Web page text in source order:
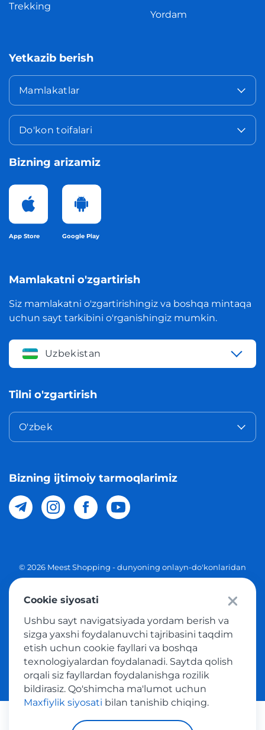
Trekking
Yordam
Yetkazib berish
Mamlakatlar
Do'kon toifalari
Bizning arizamiz
App Store Google Play
Mamlakatni o'zgartirish
Siz mamlakatni o'zgartirishingiz va boshqa mintaqa
uchun sayt tarkibini o'rganishingiz mumkin.
Uzbekistan
Tilni o'zgartirish
O'zbek
Bizning ijtimoiy tarmoqlarimiz
© 2026 Meest Shopping - dunyoning onlayn-do'konlaridan
Ommaviy taklif
Tovar sotib olish xizmatidan foydalanish shartlari
Cookie siyosati
Ushbu sayt navigatsiyada yordam berish va
sizga yaxshi foydalanuvchi tajribasini taqdim
etish uchun cookie fayllari va boshqa
texnologiyalardan foydalanadi. Saytda qolish
orqali siz fayllardan foydalanishga rozilik
bildirasiz. Qo'shimcha ma'lumot uchun
Maxfiylik siyosati bilan tanishib chiqing.